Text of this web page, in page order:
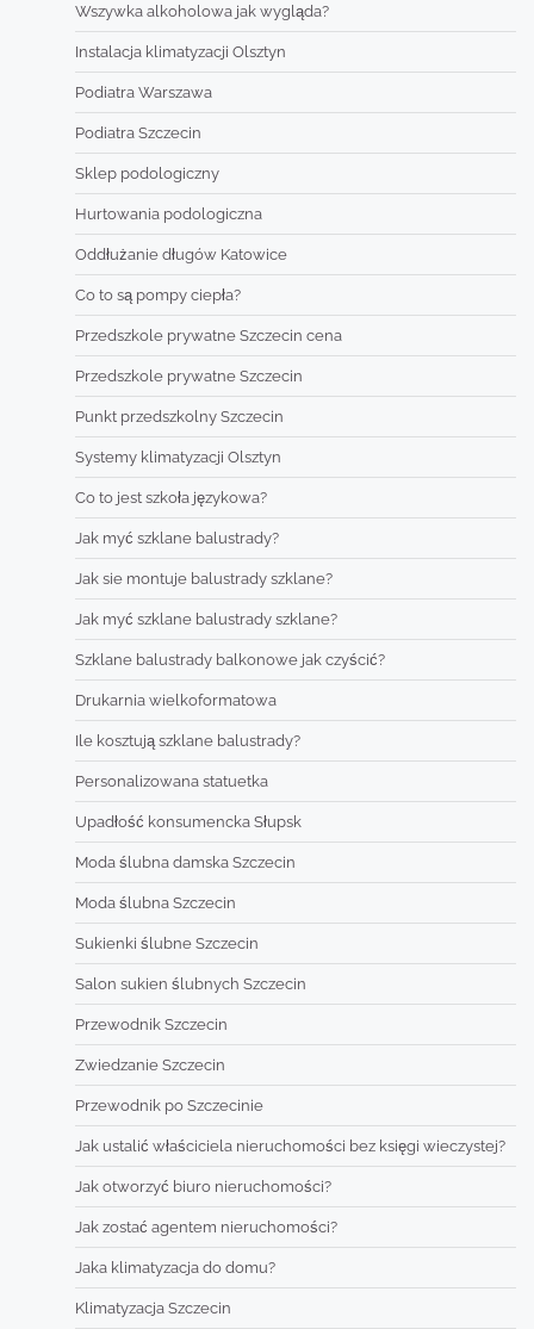
Wszywka alkoholowa jak wygląda?
Instalacja klimatyzacji Olsztyn
Podiatra Warszawa
Podiatra Szczecin
Sklep podologiczny
Hurtowania podologiczna
Oddłużanie długów Katowice
Co to są pompy ciepła?
Przedszkole prywatne Szczecin cena
Przedszkole prywatne Szczecin
Punkt przedszkolny Szczecin
Systemy klimatyzacji Olsztyn
Co to jest szkoła językowa?
Jak myć szklane balustrady?
Jak sie montuje balustrady szklane?
Jak myć szklane balustrady szklane?
Szklane balustrady balkonowe jak czyścić?
Drukarnia wielkoformatowa
Ile kosztują szklane balustrady?
Personalizowana statuetka
Upadłość konsumencka Słupsk
Moda ślubna damska Szczecin
Moda ślubna Szczecin
Sukienki ślubne Szczecin
Salon sukien ślubnych Szczecin
Przewodnik Szczecin
Zwiedzanie Szczecin
Przewodnik po Szczecinie
Jak ustalić właściciela nieruchomości bez księgi wieczystej?
Jak otworzyć biuro nieruchomości?
Jak zostać agentem nieruchomości?
Jaka klimatyzacja do domu?
Klimatyzacja Szczecin